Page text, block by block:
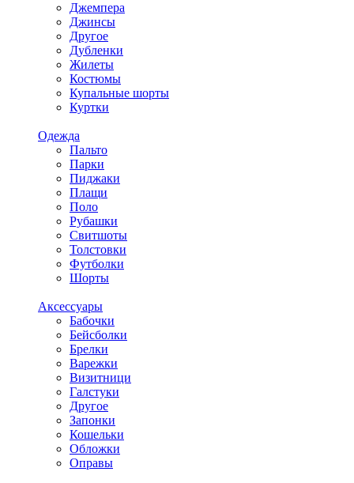
Джемпера
Джинсы
Другое
Дубленки
Жилеты
Костюмы
Купальные шорты
Куртки
Одежда
Пальто
Парки
Пиджаки
Плащи
Поло
Рубашки
Свитшоты
Толстовки
Футболки
Шорты
Аксессуары
Бабочки
Бейсболки
Брелки
Варежки
Визитници
Галстуки
Другое
Запонки
Кошельки
Обложки
Оправы